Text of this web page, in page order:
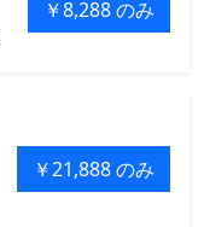
￥8,288 のみ
￥21,888 のみ